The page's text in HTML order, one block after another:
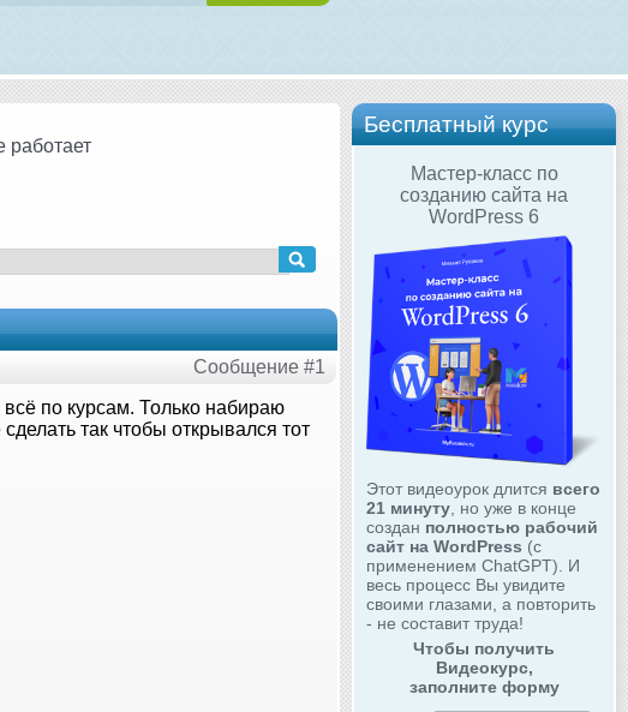
Бесплатный курс
Мастер-класс по
созданию сайта на
WordPress 6
Этот видеоурок длится всего
21 минуту , но уже в конце
создан полностью рабочий
сайт на WordPress (с
применением ChatGPT). И
весь процесс Вы увидите
своими глазами, а повторить
- не составит труда!
Чтобы получить
Видеокурс,
заполните форму
работает
Сообщение #1
по курсам. Только набираю
так чтобы открывался тот